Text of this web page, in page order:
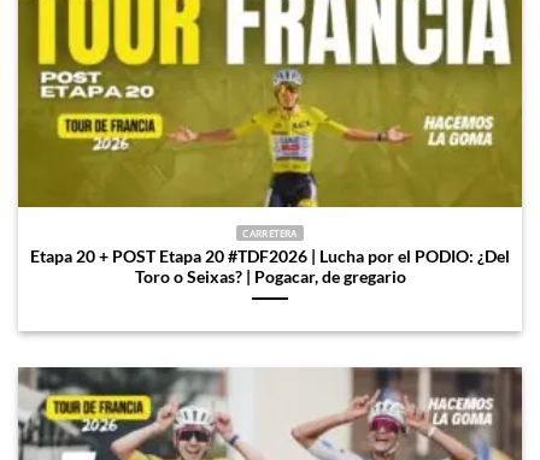
CARRETERA
Etapa 20 + POST Etapa 20 #TDF2026 | Lucha por el PODIO: ¿Del
Toro o Seixas? | Pogacar, de gregario